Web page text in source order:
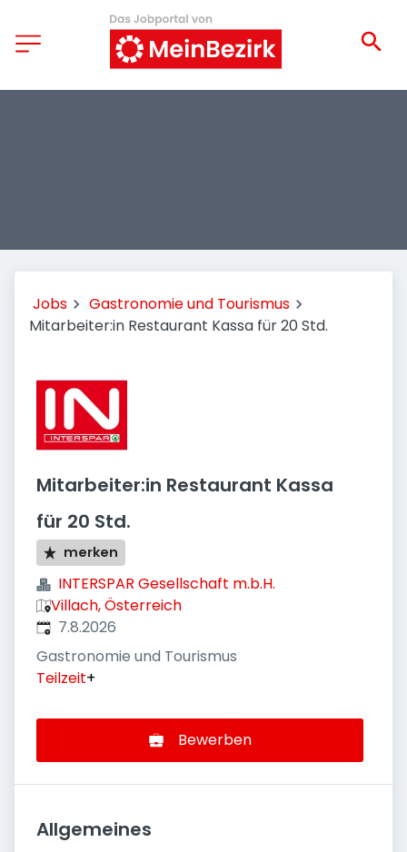
Jobs
Gastronomie und Tourismus
Mitarbeiter:in Restaurant Kassa für 20 Std.
Mitarbeiter:in Restaurant Kassa
für 20 Std.
merken
INTERSPAR Gesellschaft m.b.H.
Villach, Österreich
Veröffentlicht
7.8.2026
Gastronomie und Tourismus
Teilzeit+
Bewerben
Allgemeines